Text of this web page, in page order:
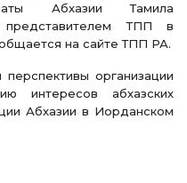
Абхазии Тамила
представителем ТПП в
на сайте ТПП РА.
организации
интересов абхазских
Абхазии в Иорданском